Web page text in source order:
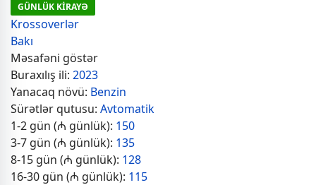
GÜNLÜK KİRAYƏ
Krossoverlər
Bakı
Məsafəni göstər
Buraxılış ili: 2023
Yanacaq növü: Benzin
Sürətlər qutusu: Avtomatik
1-2 gün (₼ günlük): 150
3-7 gün (₼ günlük): 135
8-15 gün (₼ günlük): 128
16-30 gün (₼ günlük): 115